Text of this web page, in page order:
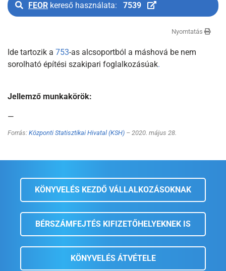
FEOR kereső használata: 7539
Nyomtatás
Ide tartozik a 753-as alcsoportból a máshová be nem
sorolható építési szakipari foglalkozásúak.
Jellemző munkakörök:
—
Forrás: Központi Statisztikai Hivatal (KSH) – 2020. május 28.
KÖNYVELÉS KEZDŐ VÁLLALKOZÁSOKNAK
BÉRSZÁMFEJTÉS KIFIZETŐHELYEKNEK IS
KÖNYVELÉS ÁTVÉTELE